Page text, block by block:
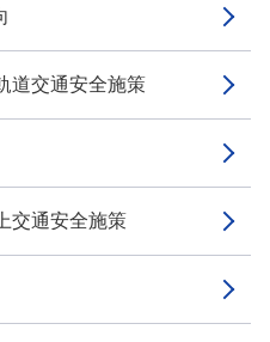
道交通安全施策
交通安全施策